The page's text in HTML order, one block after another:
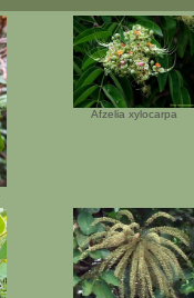
Afzelia xylocarpa